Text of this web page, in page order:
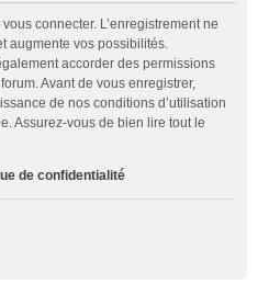
connecter. L’enregistrement ne
augmente vos possibilités.
accorder des permissions
Avant de vous enregistrer,
de nos conditions d’utilisation
Assurez-vous de bien lire tout le
de confidentialité